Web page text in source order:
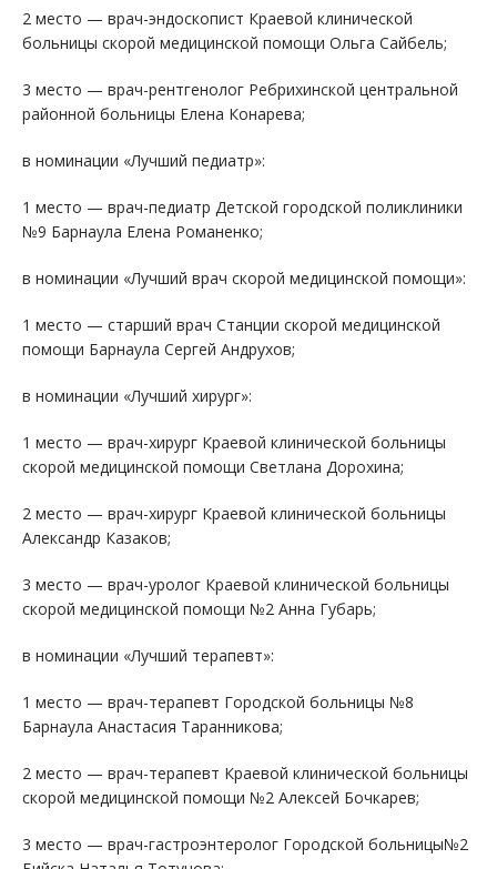
2 место — врач-эндоскопист Краевой клинической
больницы скорой медицинской помощи Ольга Сайбель;
3 место — врач-рентгенолог Ребрихинской центральной
районной больницы Елена Конарева;
в номинации «Лучший педиатр»:
1 место — врач-педиатр Детской городской поликлиники
№9 Барнаула Елена Романенко;
в номинации «Лучший врач скорой медицинской помощи»:
1 место — старший врач Станции скорой медицинской
помощи Барнаула Сергей Андрухов;
в номинации «Лучший хирург»:
1 место — врач-хирург Краевой клинической больницы
скорой медицинской помощи Светлана Дорохина;
2 место — врач-хирург Краевой клинической больницы
Александр Казаков;
3 место — врач-уролог Краевой клинической больницы
скорой медицинской помощи №2 Анна Губарь;
в номинации «Лучший терапевт»:
1 место — врач-терапевт Городской больницы №8
Барнаула Анастасия Таранникова;
2 место — врач-терапевт Краевой клинической больницы
скорой медицинской помощи №2 Алексей Бочкарев;
3 место — врач-гастроэнтеролог Городской больницы№2